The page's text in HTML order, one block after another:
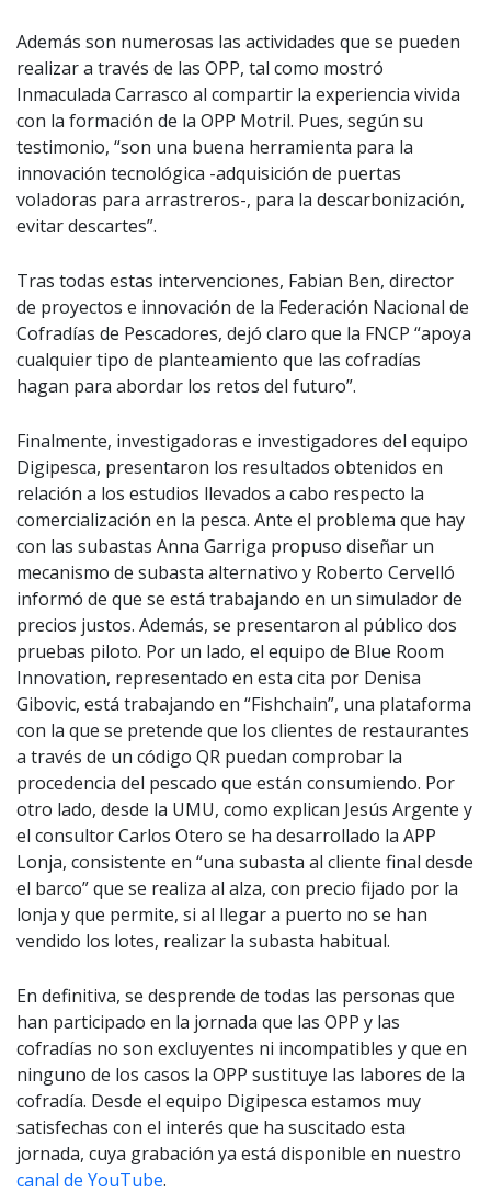
Además son numerosas las actividades que se pueden
realizar a través de las OPP, tal como mostró
Inmaculada Carrasco al compartir la experiencia vivida
con la formación de la OPP Motril. Pues, según su
testimonio, “son una buena herramienta para la
innovación tecnológica -adquisición de puertas
voladoras para arrastreros-, para la descarbonización,
evitar descartes”.
Tras todas estas intervenciones, Fabian Ben, director
de proyectos e innovación de la Federación Nacional de
Cofradías de Pescadores, dejó claro que la FNCP “apoya
cualquier tipo de planteamiento que las cofradías
hagan para abordar los retos del futuro”.
Finalmente, investigadoras e investigadores del equipo
Digipesca, presentaron los resultados obtenidos en
relación a los estudios llevados a cabo respecto la
comercialización​ en la pesca​​. Ante el problema que hay
con las subastas Anna Garriga propuso diseñar un
mecanismo de subasta alternativo y Roberto Cervelló
informó de que se está trabajando en un simulador de
precios justos. Además, se presentaron al público dos
pruebas piloto. Por un lado, el equipo de Blue Room
Innovation, representado en esta cita por Denisa
Gibovic, está trabajando en “Fishchain”, una plataforma
con la que se pretende que los clientes de restaurantes
a través de un código QR puedan comprobar la
procedencia del pescado que están consumiendo. Por
otro lado, desde la UMU, como explican Jesús Argente y
el consultor Carlos Otero se ha desarrollado la APP
Lonja, consistente en “una subasta al cliente final desde
el barco” que se realiza al alza, con precio fijado por la
lonja y que permite, si al llegar a puerto no se han
vendido los lotes, realizar la subasta habitual.
En definitiva, se desprende de todas las personas que
han participado en la jornada que las OPP y las
cofradías no son excluyentes ni incompatibles y que en
ninguno de los casos la OPP sustituye las labores de la
cofradía. Desde el equipo Digipesca estamos muy
satisfechas con el interés que ha suscitado esta
jornada, cuya grabación ya está disponible en nuestro
canal de YouTube.